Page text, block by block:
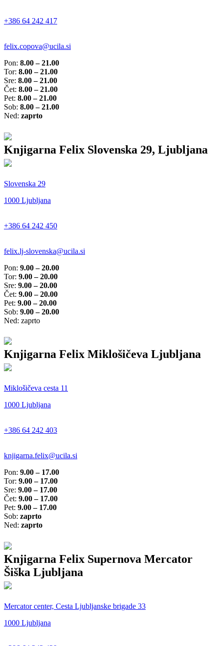
+386 64 242 417
felix.copova@ucila.si
Pon: 8.00 – 21.00
Tor: 8.00 – 21.00
Sre: 8.00 – 21.00
Čet: 8.00 – 21.00
Pet: 8.00 – 21.00
Sob: 8.00 – 21.00
Ned: zaprto
Knjigarna Felix Slovenska 29, Ljubljana
Slovenska 29
1000 Ljubljana
+386 64 242 450
felix.lj-slovenska@ucila.si
Pon: 9.00 – 20.00
Tor: 9.00 – 20.00
Sre: 9.00 – 20.00
Čet: 9.00 – 20.00
Pet: 9.00 – 20.00
Sob: 9.00 – 20.00
Ned: zaprto
Knjigarna Felix Miklošičeva Ljubljana
Miklošičeva cesta 11
1000 Ljubljana
+386 64 242 403
knjigarna.felix@ucila.si
Pon: 9.00 – 17.00
Tor: 9.00 – 17.00
Sre: 9.00 – 17.00
Čet: 9.00 – 17.00
Pet: 9.00 – 17.00
Sob: zaprto
Ned: zaprto
Knjigarna Felix Supernova Mercator
Šiška Ljubljana
Mercator center, Cesta Ljubljanske brigade 33
1000 Ljubljana